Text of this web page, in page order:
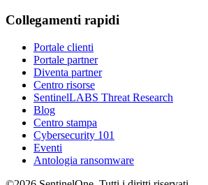
Collegamenti rapidi
Portale clienti
Portale partner
Diventa partner
Centro risorse
SentinelLABS Threat Research
Blog
Centro stampa
Cybersecurity 101
Eventi
Antologia ransomware